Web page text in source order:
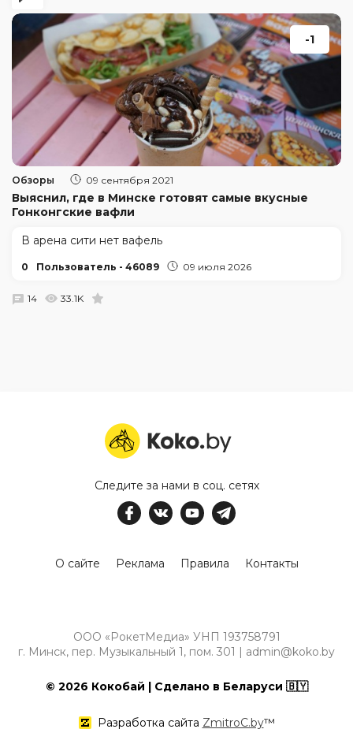
-1
Обзоры 09 сентября 2021
Выяснил, где в Минске готовят самые вкусные
Гонконгские вафли
В арена сити нет вафель
0 Пользователь - 46089 09 июля 2026
14 33.1K
Следите за нами в соц. сетях
О сайте Реклама Правила Контакты
ООО «РокетМедиа» УНП 193758791
г. Минск, пер. Музыкальный 1, пом. 301 | admin@koko.by
© 2026 Кокобай | Сделано в Беларуси 🇧🇾
Разработка сайта ZmitroC.by™